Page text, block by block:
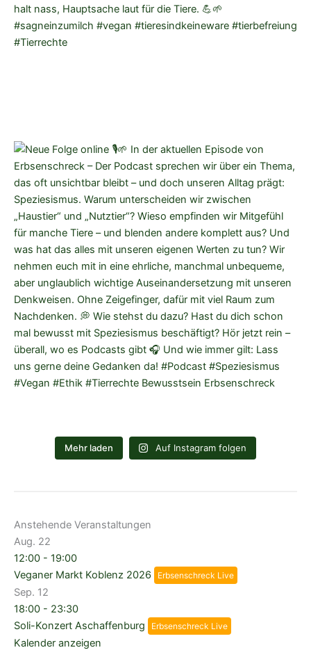
Mehr laden Auf Instagram folgen
Anstehende Veranstaltungen
Aug. 22
12:00 - 19:00
Veganer Markt Koblenz 2026
Erbsenschreck Live
Sep. 12
18:00 - 23:30
Soli-Konzert Aschaffenburg
Erbsenschreck Live
Kalender anzeigen